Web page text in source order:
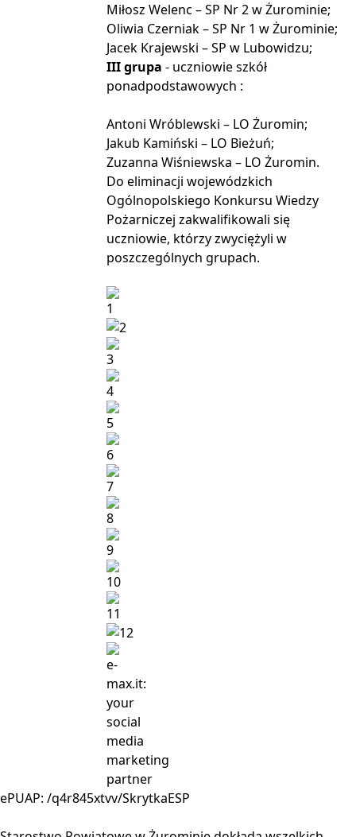
Miłosz Welenc – SP Nr 2 w Żurominie;
Oliwia Czerniak – SP Nr 1 w Żurominie;
Jacek Krajewski – SP w Lubowidzu;
III grupa - uczniowie szkół
ponadpodstawowych :
Antoni Wróblewski – LO Żuromin;
Jakub Kamiński – LO Bieżuń;
Zuzanna Wiśniewska – LO Żuromin.
Do eliminacji wojewódzkich
Ogólnopolskiego Konkursu Wiedzy
Pożarniczej zakwalifikowali się
uczniowie, którzy zwyciężyli w
poszczególnych grupach.
ePUAP: /q4r845xtvv/SkrytkaESP